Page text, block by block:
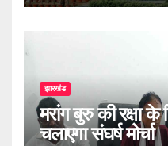
झारखंड
मरांग बुरु की रक्षा के
चलाएगा संघर्ष मोर्चा